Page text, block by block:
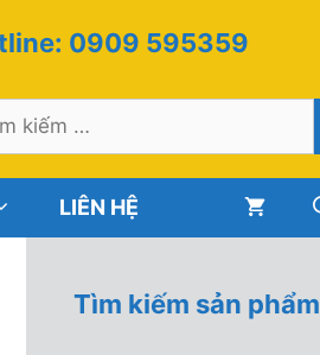
0909 595359
LIÊN HỆ
Tìm kiếm sản phẩm